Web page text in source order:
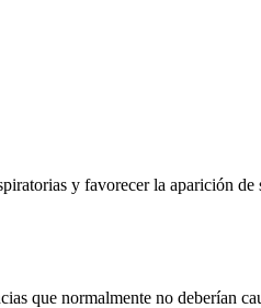
y favorecer la aparición
que normalmente no deberían